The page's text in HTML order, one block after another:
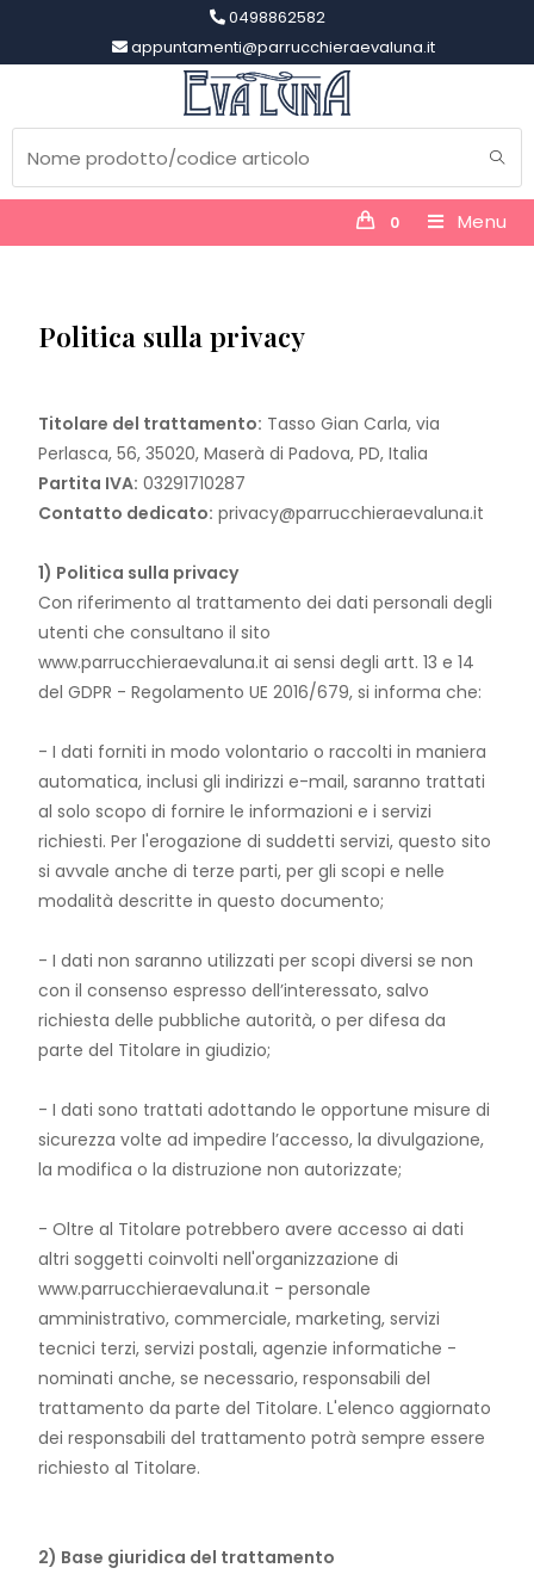
0498862582
appuntamenti@parrucchieraevaluna.it
0 Menu
Politica sulla privacy
Titolare del trattamento: Tasso Gian Carla, via
Perlasca, 56, 35020, Maserà di Padova, PD, Italia
Partita IVA: 03291710287
Contatto dedicato: privacy@parrucchieraevaluna.it
1) Politica sulla privacy
Con riferimento al trattamento dei dati personali degli
utenti che consultano il sito
www.parrucchieraevaluna.it ai sensi degli artt. 13 e 14
del GDPR - Regolamento UE 2016/679, si informa che:
- I dati forniti in modo volontario o raccolti in maniera
automatica, inclusi gli indirizzi e-mail, saranno trattati
al solo scopo di fornire le informazioni e i servizi
richiesti. Per l'erogazione di suddetti servizi, questo sito
si avvale anche di terze parti, per gli scopi e nelle
modalità descritte in questo documento;
- I dati non saranno utilizzati per scopi diversi se non
con il consenso espresso dell’interessato, salvo
richiesta delle pubbliche autorità, o per difesa da
parte del Titolare in giudizio;
- I dati sono trattati adottando le opportune misure di
sicurezza volte ad impedire l’accesso, la divulgazione,
la modifica o la distruzione non autorizzate;
- Oltre al Titolare potrebbero avere accesso ai dati
altri soggetti coinvolti nell'organizzazione di
www.parrucchieraevaluna.it - personale
amministrativo, commerciale, marketing, servizi
tecnici terzi, servizi postali, agenzie informatiche -
nominati anche, se necessario, responsabili del
trattamento da parte del Titolare. L'elenco aggiornato
dei responsabili del trattamento potrà sempre essere
richiesto al Titolare.
2) Base giuridica del trattamento